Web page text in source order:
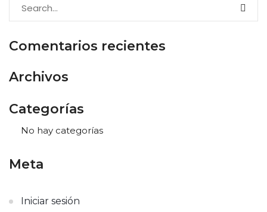
Comentarios recientes
Archivos
Categorías
No hay categorías
Meta
Iniciar sesión